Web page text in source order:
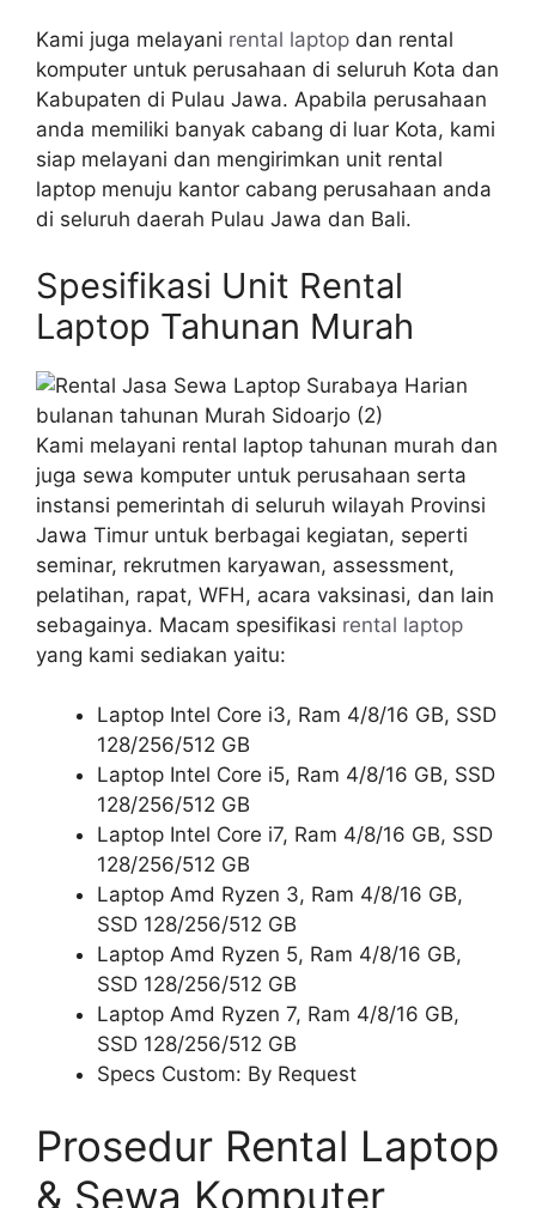
Kami juga melayani rental laptop dan rental
komputer untuk perusahaan di seluruh Kota dan
Kabupaten di Pulau Jawa. Apabila perusahaan
anda memiliki banyak cabang di luar Kota, kami
siap melayani dan mengirimkan unit rental
laptop menuju kantor cabang perusahaan anda
di seluruh daerah Pulau Jawa dan Bali.
Spesifikasi Unit Rental
Laptop Tahunan Murah
Kami melayani rental laptop tahunan murah dan
juga sewa komputer untuk perusahaan serta
instansi pemerintah di seluruh wilayah Provinsi
Jawa Timur untuk berbagai kegiatan, seperti
seminar, rekrutmen karyawan, assessment,
pelatihan, rapat, WFH, acara vaksinasi, dan lain
sebagainya. Macam spesifikasi rental laptop
yang kami sediakan yaitu:
Laptop Intel Core i3, Ram 4/8/16 GB, SSD
128/256/512 GB
Laptop Intel Core i5, Ram 4/8/16 GB, SSD
128/256/512 GB
Laptop Intel Core i7, Ram 4/8/16 GB, SSD
128/256/512 GB
Laptop Amd Ryzen 3, Ram 4/8/16 GB,
SSD 128/256/512 GB
Laptop Amd Ryzen 5, Ram 4/8/16 GB,
SSD 128/256/512 GB
Laptop Amd Ryzen 7, Ram 4/8/16 GB,
SSD 128/256/512 GB
Specs Custom: By Request
Prosedur Rental Laptop
& Sewa Komputer